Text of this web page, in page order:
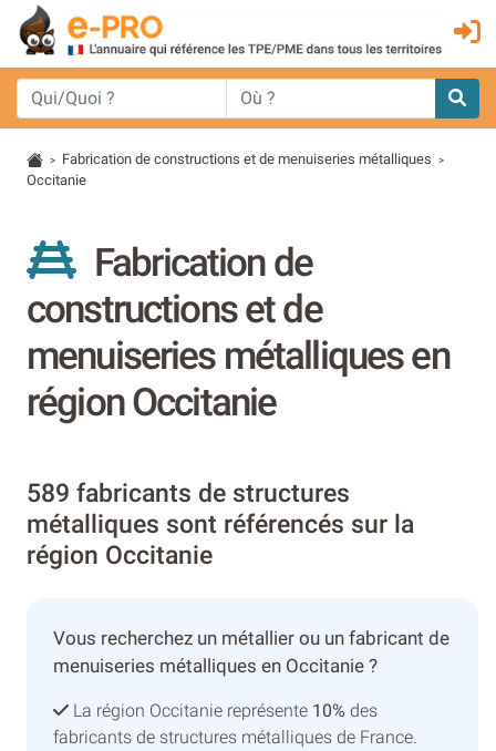
> Fabrication de constructions et de menuiseries métalliques >
Occitanie
Fabrication de
constructions et de
menuiseries métalliques en
région Occitanie
589 fabricants de structures
métalliques sont référencés sur la
région Occitanie
Vous recherchez un métallier ou un fabricant de
menuiseries métalliques en Occitanie ?
La région Occitanie représente 10% des
fabricants de structures métalliques de France.